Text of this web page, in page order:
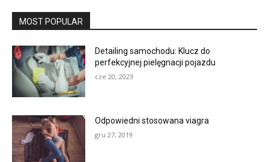
MOST POPULAR
Detailing samochodu: Klucz do
perfekcyjnej pielęgnacji pojazdu
cze 20, 2023
Odpowiedni stosowana viagra
gru 27, 2019